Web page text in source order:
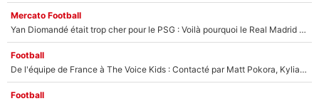
Mercato Football
Yan Diomandé était trop cher pour le PSG : Voilà pourquoi le Real Madrid a accepté de payer la somme record de 140M€ pour boucler son transfert !
Football
De l'équipe de France à The Voice Kids : Contacté par Matt Pokora, Kylian Mbappé a accepté de jouer un rôle inédit sur TF1 !
Football